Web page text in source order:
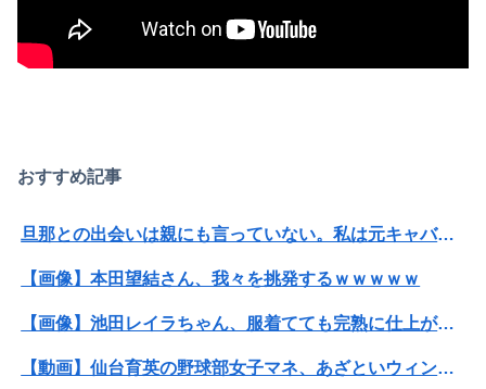
おすすめ記事
旦那との出会いは親にも言っていない。私は元キャバ嬢で旦那は元ボーイ
【画像】本田望結さん、我々を挑発するｗｗｗｗｗ
【画像】池田レイラちゃん、服着てても完熟に仕上がるｗｗｗｗｗｗｗｗｗｗｗｗｗｗ
【動画】仙台育英の野球部女子マネ、あざといウィンクでお前らの心を鷲掴みｗｗｗｗｗ